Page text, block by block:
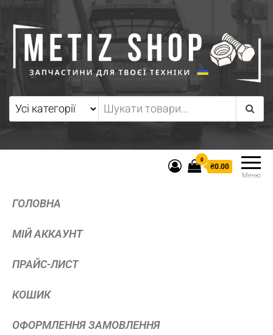
Меню
0
₴0.00
ГОЛОВНА
МІЙ АККАУНТ
ПРАЙС-ЛИСТ
КОШИК
ОФОРМЛЕННЯ ЗАМОВЛЕННЯ